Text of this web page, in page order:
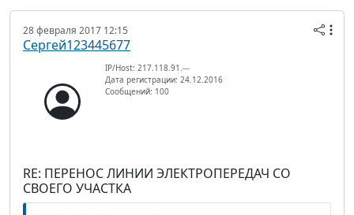
28 февраля 2017 12:15
Сергей123445677
IP/Host: 217.118.91.---
Дата регистрации: 24.12.2016
Сообщений: 100
RE: ПЕРЕНОС ЛИНИИ ЭЛЕКТРОПЕРЕДАЧ СО
СВОЕГО УЧАСТКА